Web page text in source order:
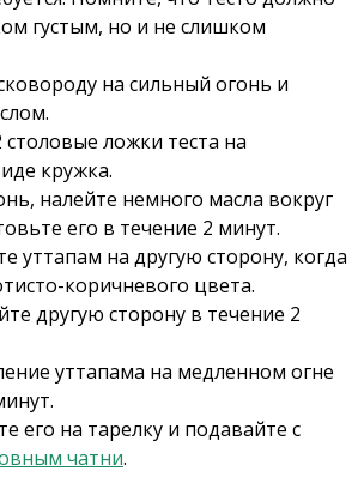
густым, но и не слишком
на сильный огонь и
ложки теста на
кружка.
налейте немного масла вокруг
его в течение 2 минут.
уттапам на другую сторону, когда
коричневого цвета.
другую сторону в течение 2
уттапама на медленном огне
его на тарелку и подавайте с
чатни.